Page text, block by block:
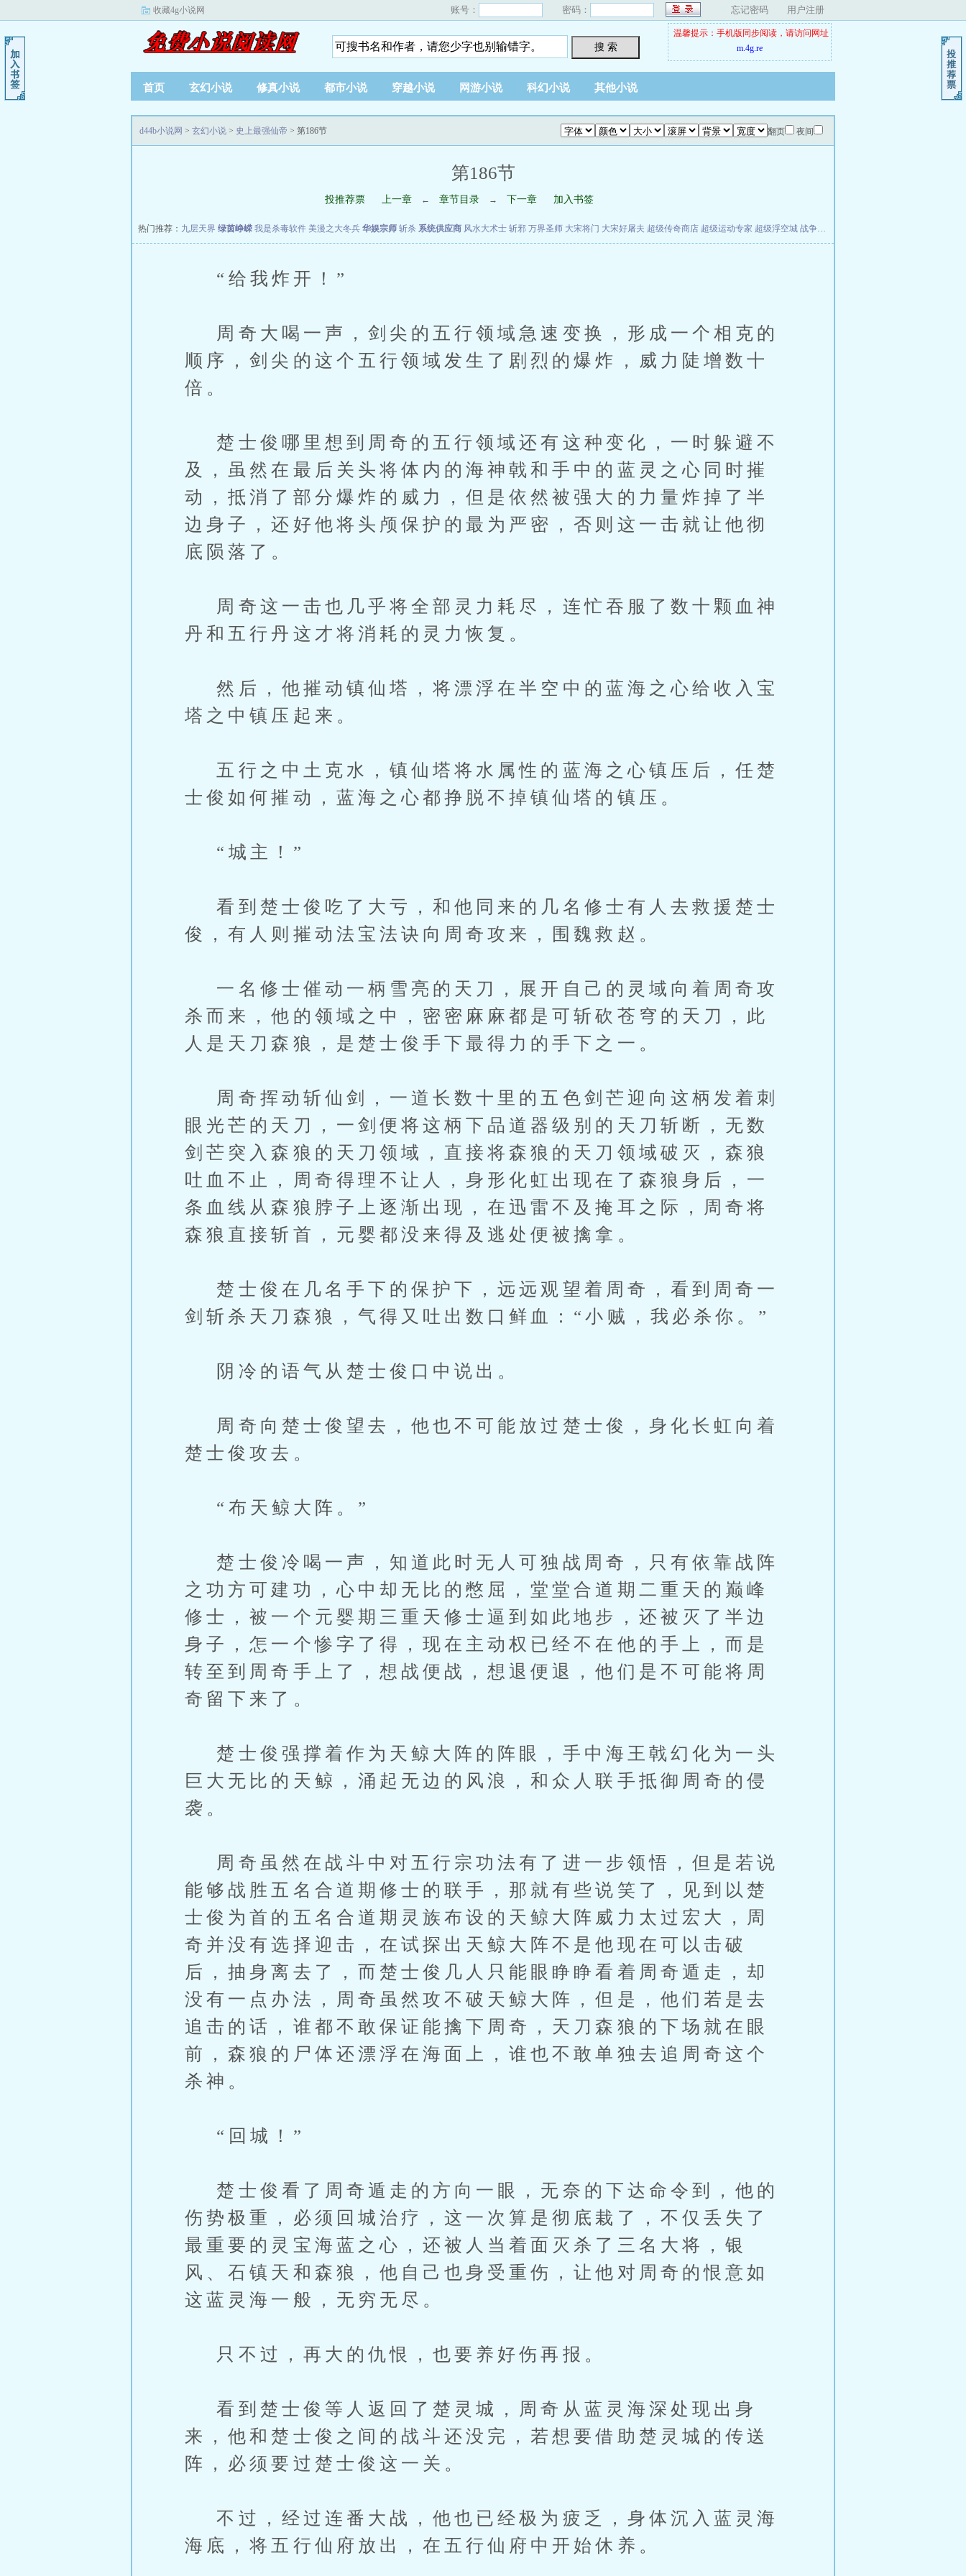
收藏4g小说网 账号： 密码： 忘记密码 用户注册
搜 索
温馨提示：手机版同步阅读，请访问网址
m.4g.re
首页 玄幻小说 修真小说 都市小说 穿越小说 网游小说 科幻小说 其他小说
翻页 夜间
d44b小说网 > 玄幻小说 > 史上最强仙帝 > 第186节
第186节
投推荐票 上一章 ← 章节目录 → 下一章 加入书签
热门推荐： 九层天界 绿茵峥嵘 我是杀毒软件 美漫之大冬兵 华娱宗师 斩杀 系统供应商 风水大术士 斩邪 万界圣师 大宋将门 大宋好屠夫 超级传奇商店 超级运动专家 超级浮空城 战争天堂
“给我炸开！”
周奇大喝一声，剑尖的五行领域急速变换，形成一个相克的
顺序，剑尖的这个五行领域发生了剧烈的爆炸，威力陡增数十
倍。
楚士俊哪里想到周奇的五行领域还有这种变化，一时躲避不
及，虽然在最后关头将体内的海神戟和手中的蓝灵之心同时摧
动，抵消了部分爆炸的威力，但是依然被强大的力量炸掉了半
边身子，还好他将头颅保护的最为严密，否则这一击就让他彻
底陨落了。
周奇这一击也几乎将全部灵力耗尽，连忙吞服了数十颗血神
丹和五行丹这才将消耗的灵力恢复。
然后，他摧动镇仙塔，将漂浮在半空中的蓝海之心给收入宝
塔之中镇压起来。
五行之中土克水，镇仙塔将水属性的蓝海之心镇压后，任楚
士俊如何摧动，蓝海之心都挣脱不掉镇仙塔的镇压。
“城主！”
看到楚士俊吃了大亏，和他同来的几名修士有人去救援楚士
俊，有人则摧动法宝法诀向周奇攻来，围魏救赵。
一名修士催动一柄雪亮的天刀，展开自己的灵域向着周奇攻
杀而来，他的领域之中，密密麻麻都是可斩砍苍穹的天刀，此
人是天刀森狼，是楚士俊手下最得力的手下之一。
周奇挥动斩仙剑，一道长数十里的五色剑芒迎向这柄发着刺
眼光芒的天刀，一剑便将这柄下品道器级别的天刀斩断，无数
剑芒突入森狼的天刀领域，直接将森狼的天刀领域破灭，森狼
吐血不止，周奇得理不让人，身形化虹出现在了森狼身后，一
条血线从森狼脖子上逐渐出现，在迅雷不及掩耳之际，周奇将
森狼直接斩首，元婴都没来得及逃处便被擒拿。
楚士俊在几名手下的保护下，远远观望着周奇，看到周奇一
剑斩杀天刀森狼，气得又吐出数口鲜血：“小贼，我必杀你。”
阴冷的语气从楚士俊口中说出。
周奇向楚士俊望去，他也不可能放过楚士俊，身化长虹向着
楚士俊攻去。
“布天鲸大阵。”
楚士俊冷喝一声，知道此时无人可独战周奇，只有依靠战阵
之功方可建功，心中却无比的憋屈，堂堂合道期二重天的巅峰
修士，被一个元婴期三重天修士逼到如此地步，还被灭了半边
身子，怎一个惨字了得，现在主动权已经不在他的手上，而是
转至到周奇手上了，想战便战，想退便退，他们是不可能将周
奇留下来了。
楚士俊强撑着作为天鲸大阵的阵眼，手中海王戟幻化为一头
巨大无比的天鲸，涌起无边的风浪，和众人联手抵御周奇的侵
袭。
周奇虽然在战斗中对五行宗功法有了进一步领悟，但是若说
能够战胜五名合道期修士的联手，那就有些说笑了，见到以楚
士俊为首的五名合道期灵族布设的天鲸大阵威力太过宏大，周
奇并没有选择迎击，在试探出天鲸大阵不是他现在可以击破
后，抽身离去了，而楚士俊几人只能眼睁睁看着周奇遁走，却
没有一点办法，周奇虽然攻不破天鲸大阵，但是，他们若是去
追击的话，谁都不敢保证能擒下周奇，天刀森狼的下场就在眼
前，森狼的尸体还漂浮在海面上，谁也不敢单独去追周奇这个
杀神。
“回城！”
楚士俊看了周奇遁走的方向一眼，无奈的下达命令到，他的
伤势极重，必须回城治疗，这一次算是彻底栽了，不仅丢失了
最重要的灵宝海蓝之心，还被人当着面灭杀了三名大将，银
风、石镇天和森狼，他自己也身受重伤，让他对周奇的恨意如
这蓝灵海一般，无穷无尽。
只不过，再大的仇恨，也要养好伤再报。
看到楚士俊等人返回了楚灵城，周奇从蓝灵海深处现出身
来，他和楚士俊之间的战斗还没完，若想要借助楚灵城的传送
阵，必须要过楚士俊这一关。
不过，经过连番大战，他也已经极为疲乏，身体沉入蓝灵海
海底，将五行仙府放出，在五行仙府中开始休养。